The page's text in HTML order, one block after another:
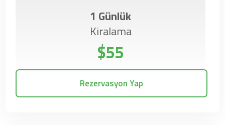
1 Günlük
Kiralama
$55
Rezervasyon Yap